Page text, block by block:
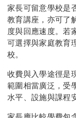
家長可留意學校是
教育講座，亦可了
度與回應速度。若
可選擇與家庭教育
校。
收費與入學途徑是
範圍相當廣泛，受
水平、設施與課程